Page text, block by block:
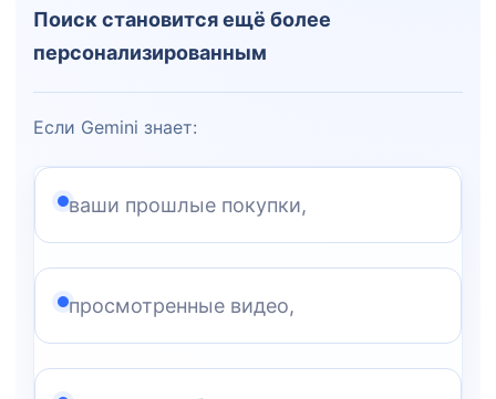
Поиск становится ещё более
персонализированным
Если Gemini знает:
ваши прошлые покупки,
просмотренные видео,